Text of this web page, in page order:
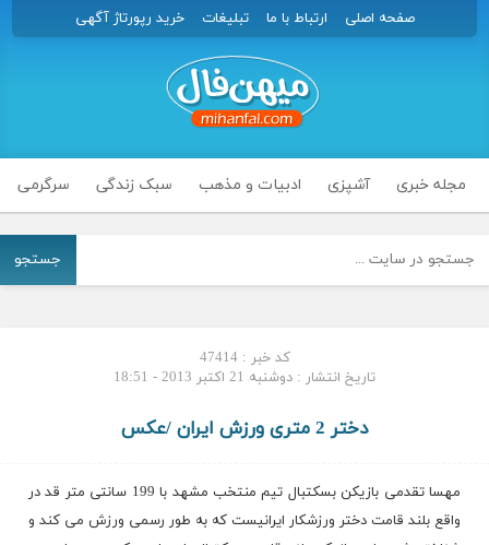
صفحه اصلی ارتباط با ما تبلیغات خرید رپورتاژ آگهی
مجله خبری آشپزی ادبیات و مذهب سبک زندگی سرگرمی
جستجو
کد خبر : 47414
تاریخ انتشار : دوشنبه 21 اکتبر 2013 - 18:51
دختر 2 متری ورزش ایران /عکس
مهسا تقدمی بازیکن بسکتبال تیم منتخب مشهد با 199 سانتی متر قد در
واقع بلند قامت دختر ورزشکار ایرانیست که به طور رسمی ورزش می کند و